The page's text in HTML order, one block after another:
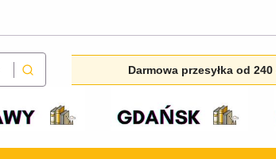
Szukaj Darmowa przesyłka od 240